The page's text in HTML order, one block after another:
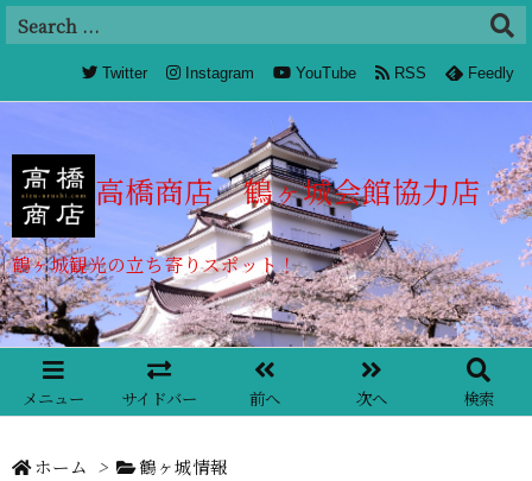
高橋商店 鶴ヶ城会館協力店
鶴ヶ城観光の立ち寄りスポット！
メニュー サイドバー 前へ 次へ 検索
Twitter Instagram YouTube RSS Feedly
ホーム > 鶴ヶ城情報